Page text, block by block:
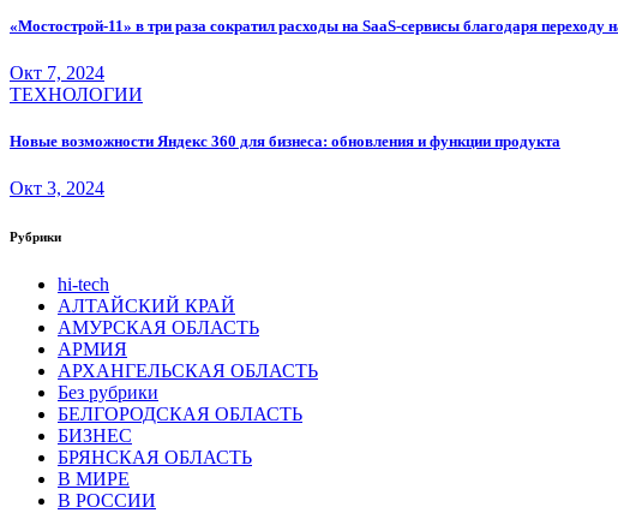
«Мостострой-11» в три раза сократил расходы на SaaS-сервисы благодаря переходу
Окт 7, 2024
ТЕХНОЛОГИИ
Новые возможности Яндекс 360 для бизнеса: обновления и функции продукта
Окт 3, 2024
Рубрики
hi-tech
АЛТАЙСКИЙ КРАЙ
АМУРСКАЯ ОБЛАСТЬ
АРМИЯ
АРХАНГЕЛЬСКАЯ ОБЛАСТЬ
Без рубрики
БЕЛГОРОДСКАЯ ОБЛАСТЬ
БИЗНЕС
БРЯНСКАЯ ОБЛАСТЬ
В МИРЕ
В РОССИИ